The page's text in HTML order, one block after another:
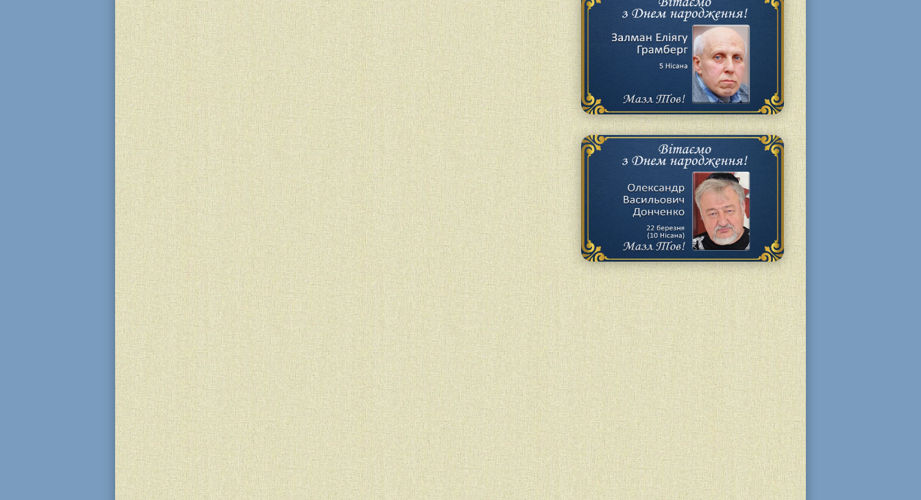
В приватному ліцеї «Бейт Менахем Любавич» відбулася піжамна вечірка в
межах читацького челенджу Space Book. Учні прийшли в піжамах із
улюбленими книгами та поринули в атмосферу затишку, творчості й
натхнення. Під час заходу діти презентували книги, читали уривки,...